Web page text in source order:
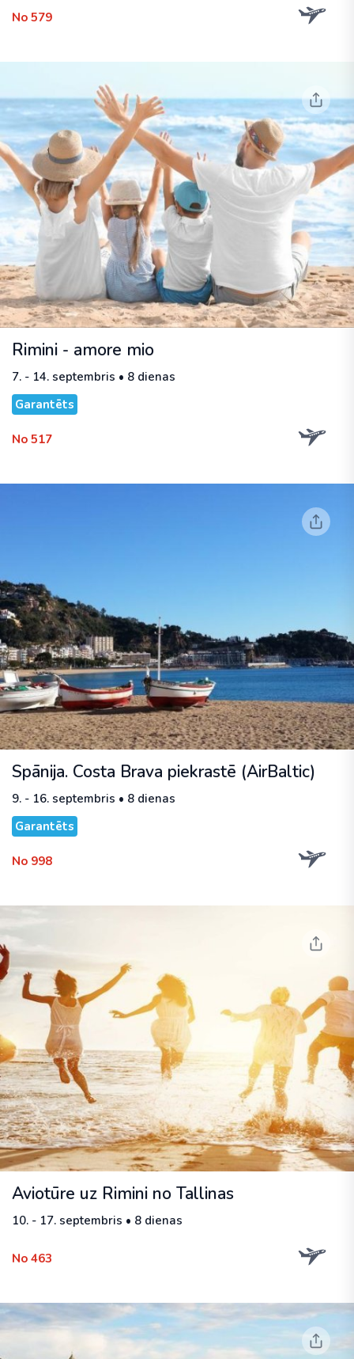
No 579
Rimini - amore mio
7. - 14. septembris • 8 dienas
Garantēts
No 517
Spānija. Costa Brava piekrastē (AirBaltic)
9. - 16. septembris • 8 dienas
Garantēts
No 998
Aviotūre uz Rimini no Tallinas
10. - 17. septembris • 8 dienas
No 463